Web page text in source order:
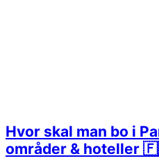
Hvor skal man bo i
områder & hoteller